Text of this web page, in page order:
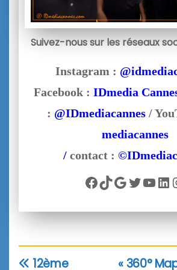
Suivez-nous sur les réseaux
Instagram :
Facebook : IDmedia
: @IDmediacannes/
mediacannes
/ contact :
Facebook
TikTok
Google
Twitter
« 360°
12ème